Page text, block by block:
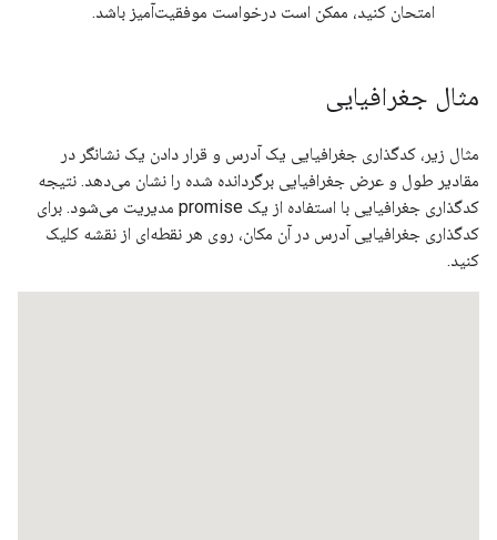
امتحان کنید، ممکن است درخواست موفقیت‌آمیز باشد.
مثال جغرافیایی
مثال زیر، کدگذاری جغرافیایی یک آدرس و قرار دادن یک نشانگر در
مقادیر طول و عرض جغرافیایی برگردانده شده را نشان می‌دهد. نتیجه
کدگذاری جغرافیایی با استفاده از یک promise مدیریت می‌شود. برای
کدگذاری جغرافیایی آدرس در آن مکان، روی هر نقطه‌ای از نقشه کلیک
کنید.